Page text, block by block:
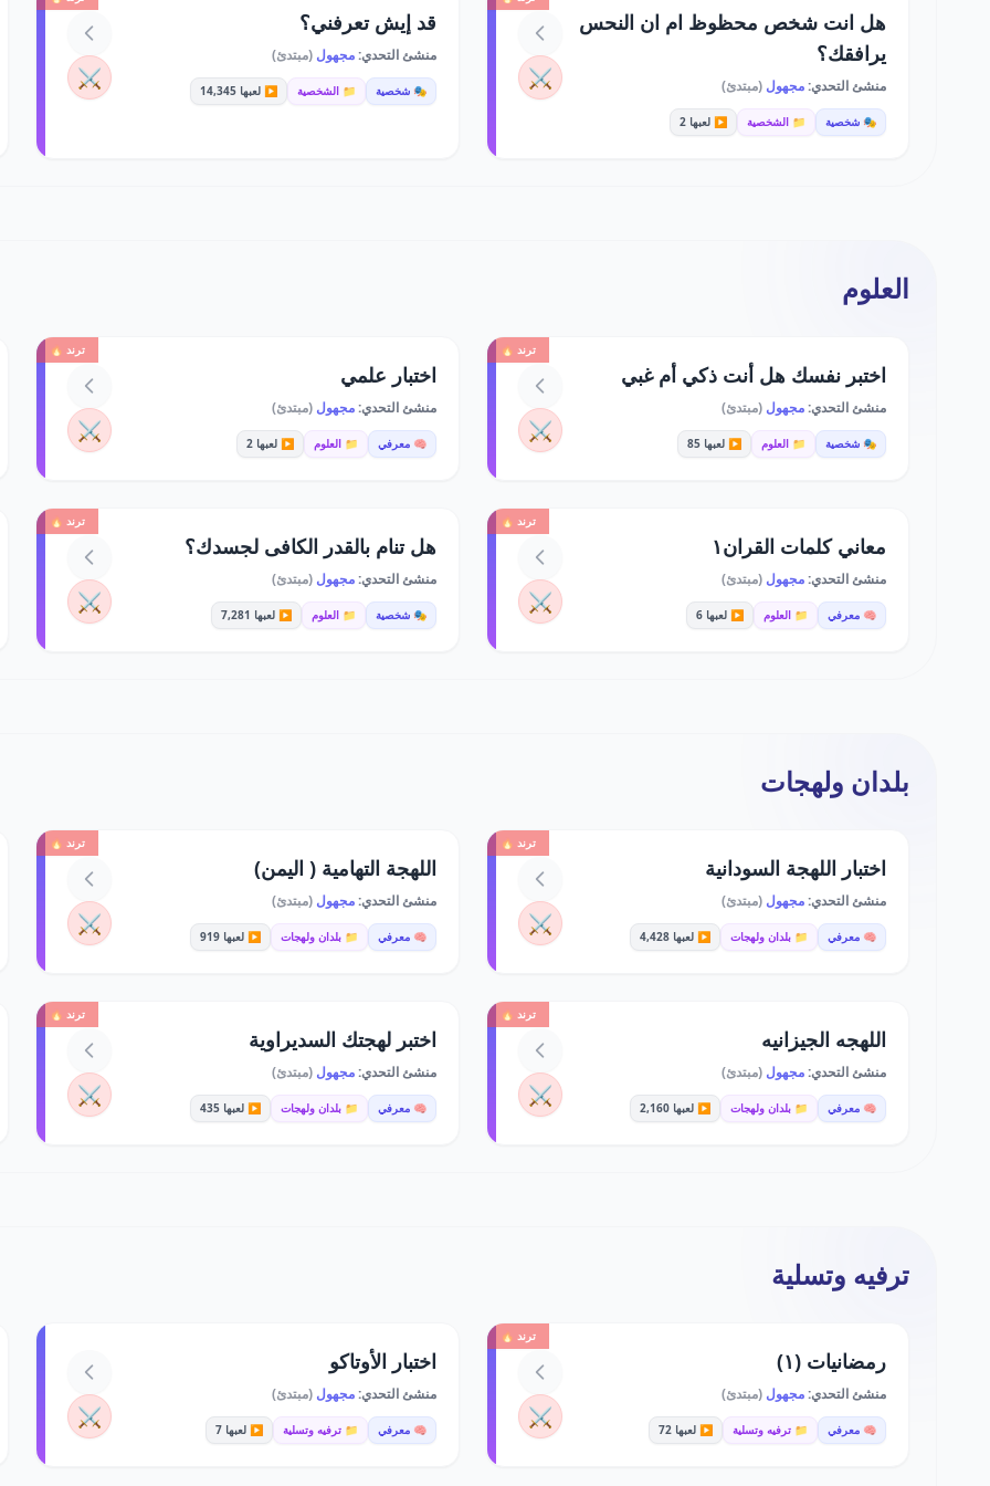
هل انت شخص محظوظ ام ان النحس
يرافقك؟
منشئ التحدي:مجهول (مبتدئ)
🎭 شخصية 📁 الشخصية ▶️ لعبها 2
⚔️
قد إيش تعرفني؟
منشئ التحدي:مجهول(مبتدئ)
🎭 شخصية 📁 الشخصية ▶️ لعبها 14,345 ⚔️
العلوم
ترند 🔥
اختبر نفسك هل أنت ذكي أم غبي
منشئ التحدي:مجهول (مبتدئ)
🎭 شخصية 📁 العلوم ▶️ لعبها 85 ⚔️
ترند 🔥
اختبار علمي
منشئ التحدي:مجهول(مبتدئ)
🧠 معرفي 📁 العلوم ▶️ لعبها 2 ⚔️
ترند 🔥
معاني كلمات القران١
منشئ التحدي:مجهول (مبتدئ)
🧠 معرفي 📁 العلوم ▶️ لعبها 6 ⚔️
ترند 🔥
هل تنام بالقدر الكافى لجسدك؟
منشئ التحدي:مجهول(مبتدئ)
🎭 شخصية 📁 العلوم ▶️ لعبها 7,281 ⚔️
بلدان ولهجات
ترند 🔥
اختبار اللهجة السودانية
منشئ التحدي:مجهول (مبتدئ)
🧠 معرفي 📁 بلدان ولهجات ▶️ لعبها 4,428 ⚔️
ترند 🔥
اللهجة التهامية ( اليمن)
منشئ التحدي:مجهول(مبتدئ)
🧠 معرفي 📁 بلدان ولهجات ▶️ لعبها 919 ⚔️
ترند 🔥
اللهجه الجيزانيه
منشئ التحدي:مجهول (مبتدئ)
🧠 معرفي 📁 بلدان ولهجات ▶️ لعبها 2,160 ⚔️
ترند 🔥
اختبر لهجتك السديراوية
منشئ التحدي:مجهول(مبتدئ)
🧠 معرفي 📁 بلدان ولهجات ▶️ لعبها 435 ⚔️
ترفيه وتسلية
ترند 🔥
رمضانيات (١)
منشئ التحدي:مجهول (مبتدئ)
🧠 معرفي 📁 ترفيه وتسلية ▶️ لعبها 72 ⚔️
اختبار الأوتاكو
منشئ التحدي:مجهول(مبتدئ)
🧠 معرفي 📁 ترفيه وتسلية ▶️ لعبها 7 ⚔️